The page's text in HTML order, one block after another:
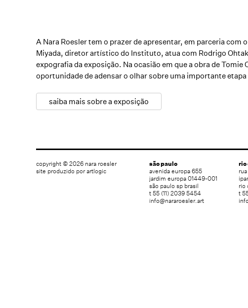
A Nara Roesler tem o prazer de apresentar, em parceria com
Miyada, diretor artístico do Instituto, atua com Rodrigo
expografia da exposição. Na ocasião em que a obra deTomie
oportunidade de adensar o olhar sobre uma importante
saiba mais sobre a exposição
rio
rio
t
são paulo
avenida europa 655
jardim europa 01449-001
são paulo sp brasil
t 55 (11) 2039 5454
info@nararoesler.art
copyright © 2026 nara roesler
site produzido por artlogic